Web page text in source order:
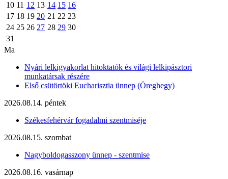
10 11 12 13 14 15 16
17 18 19 20 21 22 23
24 25 26 27 28 29 30
31
Ma
Nyári lelkigyakorlat hitoktatók és világi lelkipásztori
munkatársak részére
Első csütörtöki Eucharisztia ünnep (Öreghegy)
2026.08.14. péntek
Székesfehérvár fogadalmi szentmiséje
2026.08.15. szombat
Nagyboldogasszony ünnep - szentmise
2026.08.16. vasárnap